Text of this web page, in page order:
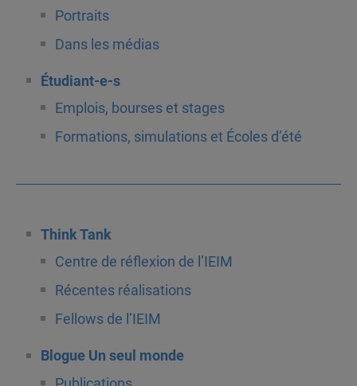
Portraits
Dans les médias
Étudiant-e-s
Emplois, bourses et stages
Formations, simulations et Écoles d’été
Think Tank
Centre de réflexion de l’IEIM
Récentes réalisations
Fellows de l’IEIM
Blogue Un seul monde